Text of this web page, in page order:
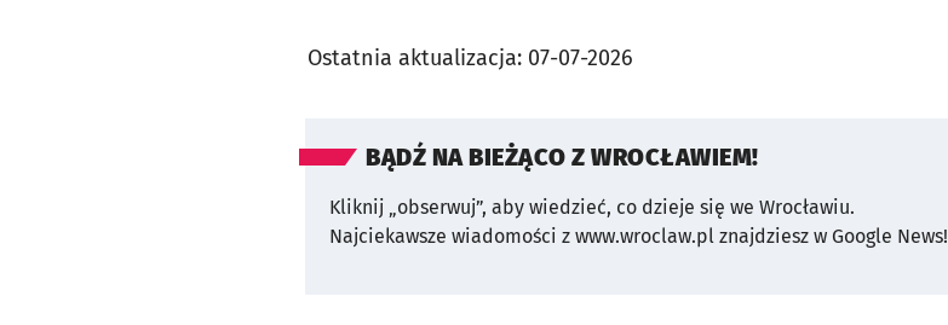
Ostatnia aktualizacja: 07-07-2026
BĄDŹ NA BIEŻĄCO Z WROCŁAWIEM!
Kliknij „obserwuj”, aby wiedzieć, co dzieje się we Wrocławiu.
Najciekawsze wiadomości z www.wroclaw.pl znajdziesz w Google News!